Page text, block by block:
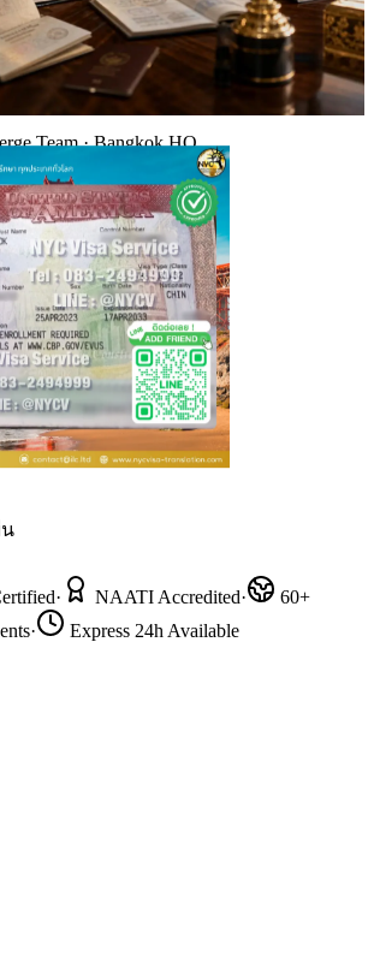
Team · Bangkok HQ
น
· NAATI Accredited·
60+
· Express 24h Available